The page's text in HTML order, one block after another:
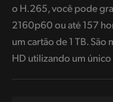
o H.265, você pode
2160p60 ou até 157
um cartão de 1 TB. São
HD utilizando um único